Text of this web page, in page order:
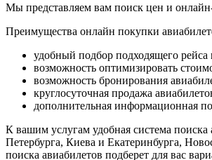
Мы представляем вам поиск цен и
Преимущества онлайн покупки
удобный подбор подходящего рейса
возможность оптимизировать
возможность бронирования
круглосуточная продажа
дополнительная информационная
К вашим услугам удобная система
Петербурга, Киева и Екатеринбурга,
поиска авиабилетов подберет для вас